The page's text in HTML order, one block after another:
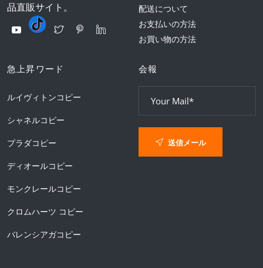
品直販サイト。
配送について
お支払いの方法
お買い物の方法
急上昇ワード
ルイヴィトンコピー
シャネルコピー
プラダコピー
ディオールコピー
モンクレールコピー
クロムハーツ コピー
バレンシアガコピー
会報
送信メール